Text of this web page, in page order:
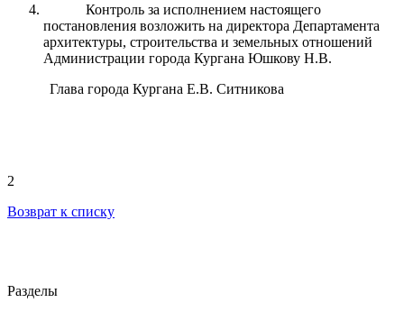
Контроль за исполнением настоящего
постановления возложить на директора Департамента
архитектуры, строительства и земельных отношений
Администрации города Кургана Юшкову Н.В.
Глава города Кургана Е.В. Ситникова
2
Возврат к списку
Разделы